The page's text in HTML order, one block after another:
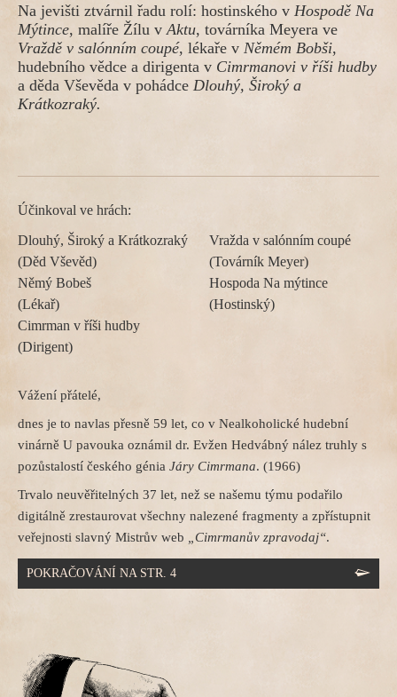
Na jevišti ztvárnil řadu rolí: hostinského v Hospodě Na
Mýtince, malíře Žílu v Aktu
Vraždě v salónním coupé, lékaře v Němém Bobši,
hudebního vědce a dirigenta v Cimrmanovi v říši hudby
a děda Vševěda v pohádce Dlouhý, Široký a
Krátkozraký.
Účinkoval ve hrách:
Dlouhý, Široký a Krátkozraký
(Děd Vševěd)
Vražda v salónním coupé
(Továrník Meyer)
Němý Bobeš
(Lékař)
Hospoda Na mýtince
(Hostinský)
Cimrman v říši hudby
(Dirigent)
Vážení přátelé,
dnes je to navlas přesně 59 let, co v Nealkoholické hudební
vinárně U pavouka oznámil dr. Evžen Hedvábný nález truhly s
pozůstalostí českého génia Járy Cimrmana. (1966)
Trvalo neuvěřitelných 37 let, než se našemu týmu podařilo
digitálně zrestaurovat všechny nalezené fragmenty a zpřístupnit
veřejnosti slavný Mistrův web
„Cimrmanův zpravodaj“.
POKRAČOVÁNÍ NA STR. 4